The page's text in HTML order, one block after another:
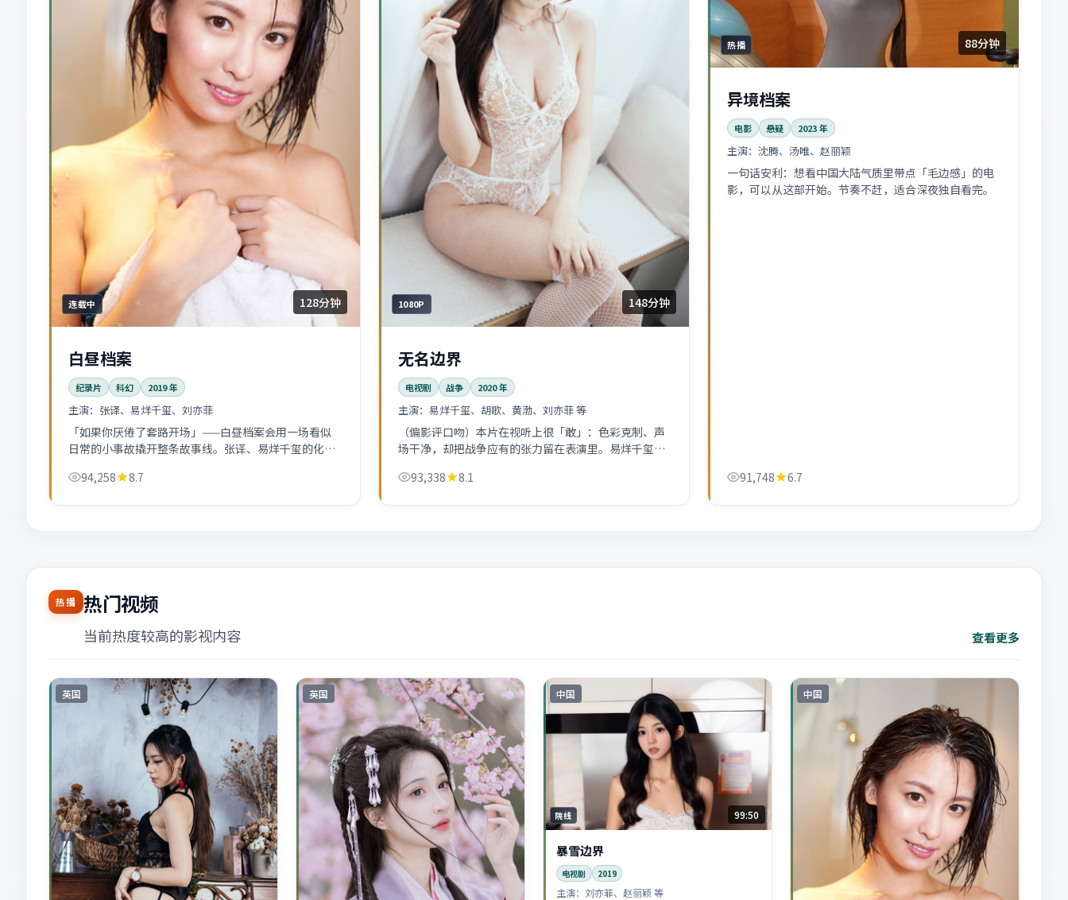
连载中 128分钟
白昼档案
纪录片 科幻 2019年
主演： 张译、易烊千玺、刘亦菲
「如果你厌倦了套路开场」——白昼档案会用一场看似
日常的小事故撬开整条故事线。张译、易烊千玺的化学
94,258 8.7
1080P 148分钟
无名边界
电视剧 战争 2020年
主演： 易烊千玺、胡歌、黄渤、刘亦菲 等
（偏影评口吻）本片在视听上很「敢」：色彩克制、声
场干净，却把战争应有的张力留在表演里。易烊千玺的
93,338 8.1
热播 88分钟
异境档案
电影 悬疑 2023年
主演：沈腾、汤唯、赵丽颖
一句话安利：想看中国大陆气质里带点「毛边感」的电
影，可以从这部开始。节奏不赶，适合深夜独自看完。
91,748 6.7
热播 热门视频
当前热度较高的影视内容 查看更多
英国 英国 中国
院线 99:50
暴雪边界
电视剧 2019
主演： 刘亦菲、赵丽颖 等
中国